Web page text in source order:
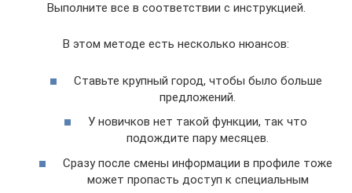
Выполните все в соответствии с инструкцией.
В этом методе есть несколько нюансов:
Ставьте крупный город, чтобы было больше
предложений.
У новичков нет такой функции, так что
подождите пару месяцев.
Сразу после смены информации в профиле тоже
может пропасть доступ к специальным